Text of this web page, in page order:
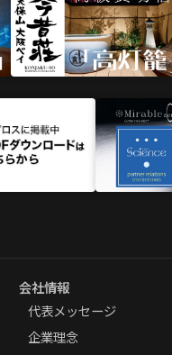
会社情報
代表メッセージ
企業理念